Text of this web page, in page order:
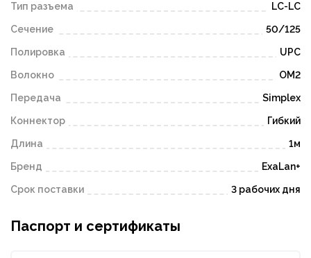
Тип разъема LC-LC
Сечение 50/125
Полировка UPC
Волокно OM2
Передача Simplex
Коннектор Гибкий
Длина 1м
Бренд ExaLan+
Срок поставки 3 рабочих дня
Паспорт и сертификаты